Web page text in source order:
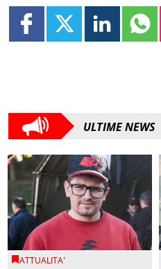
ULTIME NEWS
ATTUALITA'